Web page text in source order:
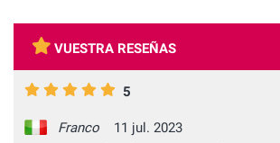
VUESTRA RESEÑAS
5
Franco
11 jul. 2023